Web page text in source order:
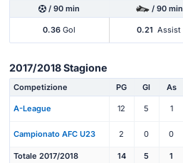
/ 90 min / 90 min
0.36 Gol 0.21 Assist
2017/2018 Stagione
Competizione PG Gl As
A-League 12 5 1
Campionato AFC U23 2 0 0
Totale 2017/2018 14 5 1